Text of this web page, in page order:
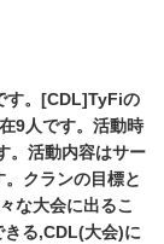
す。[CDL]TyFiの
9人です。活動時
。活動内容はサー
クランの目標と
な大会に出るこ
きる,CDL(大会)に